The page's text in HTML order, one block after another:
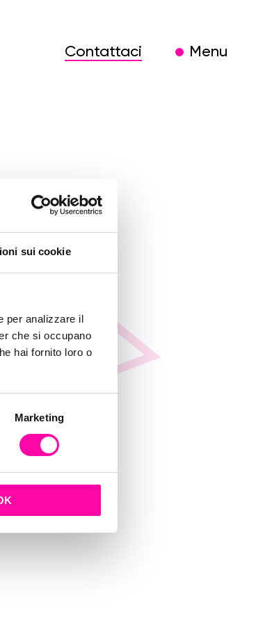
sui cookie
per analizzare il
che si occupano
hai fornito loro o
Marketing
Contattaci Menu